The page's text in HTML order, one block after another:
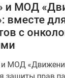
и МОД
вместе
с